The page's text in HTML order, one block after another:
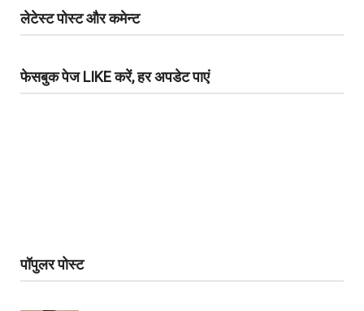
लेटेस्ट पोस्ट और कमेन्ट
फेसबुक पेज LIKE करें, हर अपडेट पाएं
पॉपुलर पोस्ट